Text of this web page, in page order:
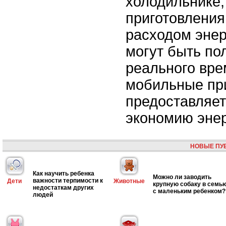
расходом
могут быть
реального
мобильные
экономию
НОВЫЕ
Дети
Как научить ребенка
важности терпимости к
недостаткам других
людей
Животные
Можно ли заводить
крупную собаку в
с маленьким ребенком?